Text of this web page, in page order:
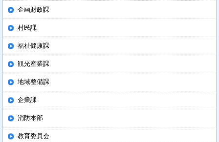
企画財政課
村民課
福祉健康課
観光産業課
地域整備課
企業課
消防本部
教育委員会